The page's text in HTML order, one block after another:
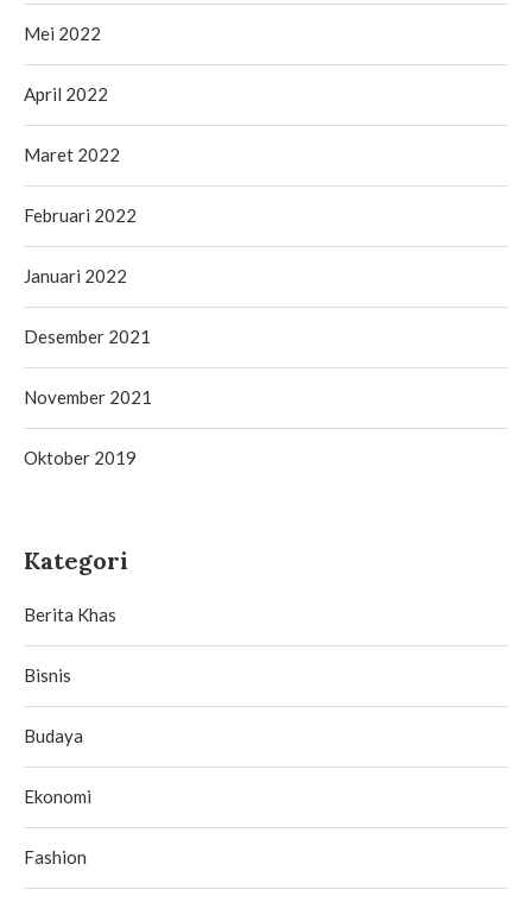
Mei 2022
April 2022
Maret 2022
Februari 2022
Januari 2022
Desember 2021
November 2021
Oktober 2019
Kategori
Berita Khas
Bisnis
Budaya
Ekonomi
Fashion